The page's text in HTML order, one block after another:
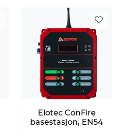
Elotec ConFire
basestasjon, EN54